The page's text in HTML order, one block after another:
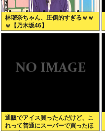
林瑠奈ちゃん、圧倒的すぎるｗｗ
ｗ【乃木坂46】
通販でアイス買ったんだけど、こ
れって普通にスーパーで買ったほ